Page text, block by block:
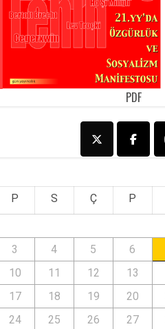
PDF
P S Ç P
3
4 5 6
10
11 12 13
17
18 19 20
24
25 26 27